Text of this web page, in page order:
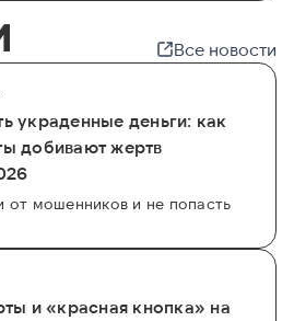
Все новости
украденные деньги: как
добивают жертв
от мошенников и не попасть
и «красная кнопка» на